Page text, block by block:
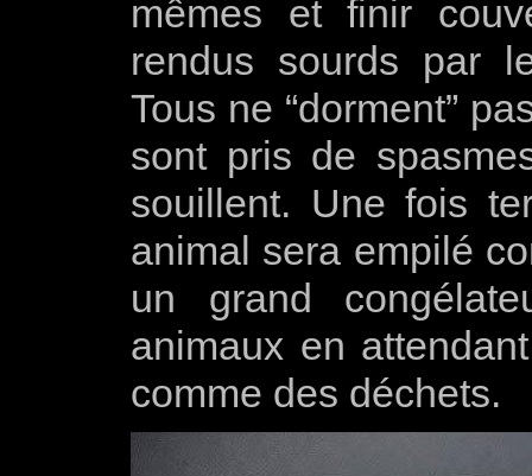
mêmes et finir
rendus sourds par
Tous ne “dorment”
sont pris de
souillent. Une fois
animal sera empilé
un grand
animaux en
comme des déchets.